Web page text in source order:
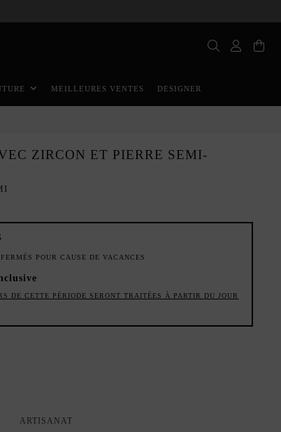
MEILLEURES VENTES DESIGNER
ZIRCON ET PIERRE SEMI-
POUR CAUSE DE VACANCES
DE CETTE PÉRIODE SERONT TRAITÉES À PARTIR DU JOUR
ARTISANAT